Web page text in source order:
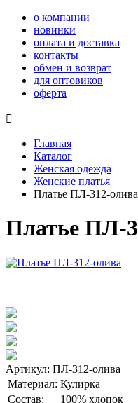
о компании
новинки
оплата и доставка
контакты
обмен и возврат
для оптовиков
оферта

Главная
Каталог
Женская одежда
Женские платья
Платье ПЛ-312-олива
Платье ПЛ-
Артикул: ПЛ-312-олива
Материал: Кулирка
Состав:
100% хлопок